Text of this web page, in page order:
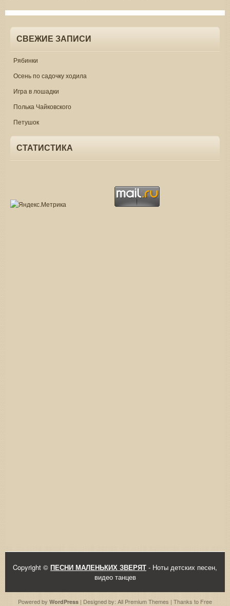
СВЕЖИЕ ЗАПИСИ
Рябинки
Осень по садочку ходила
Игра в лошадки
Полька Чайковского
Петушок
СТАТИСТИКА
Copyright © ПЕСНИ МАЛЕНЬКИХ ЗВЕРЯТ - Ноты детских песен,
видео танцев
Powered by WordPress | Designed by: All Premium Themes | Thanks to Free